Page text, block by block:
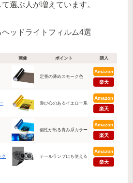
選ぶ人が増えています。
ッドライトフィルム4選
画像 ポイント 購入
定番の薄めスモーク色
Amazon
楽天
遊び心のあるイエロー系
Amazon
楽天
個性が出る青み系カラー
Amazon
楽天
ク テールランプにも使える
Amazon
楽天